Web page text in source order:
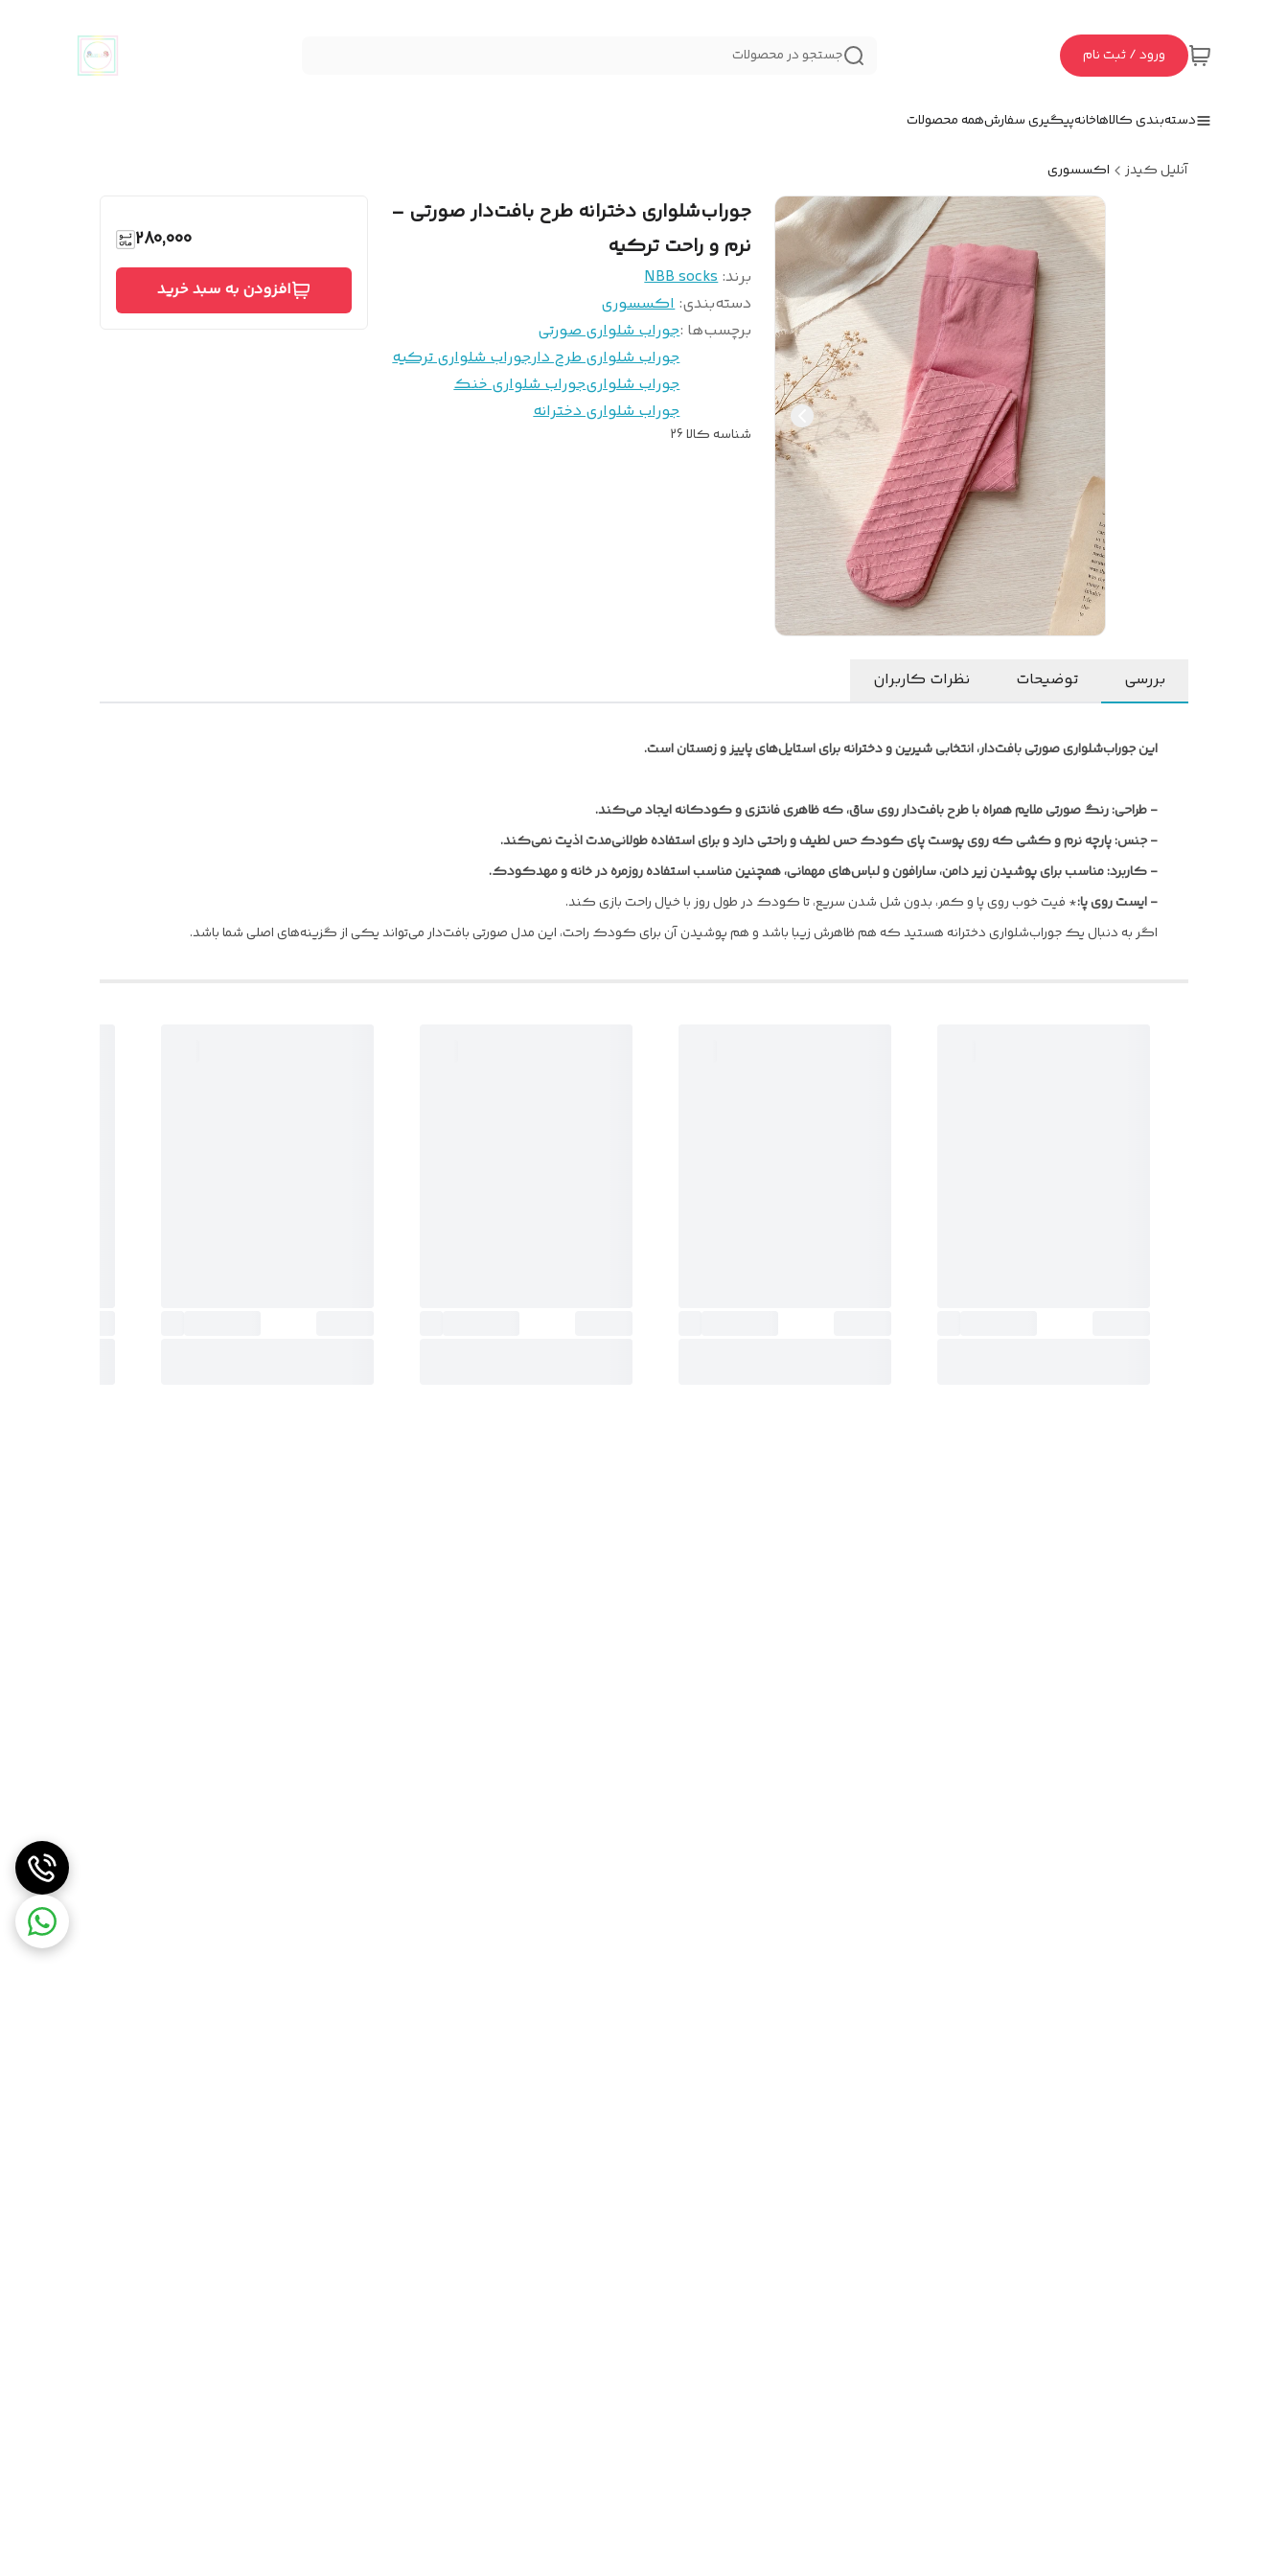
ورود / ثبت نام جستجو در محصولات
دسته‌بندی کالاهاخانهپیگیری سفارشهمه محصولات
آنلیل کیدز اکسسوری
جوراب‌شلواری دخترانه طرح بافت‌دار صورتی –
نرم و راحت ترکیه
برند:NBB socks
دسته‌بندی:اکسسوری
برچسب‌ها :جوراب شلواری صورتی
جوراب شلواری طرح دارجوراب شلواری ترکیه
جوراب شلواریجوراب شلواری خنک
جوراب شلواری دخترانه
شناسه کالا26
280,000
افزودن به سبد خرید
بررسی توضیحات نظرات کاربران
این جوراب‌شلواری صورتی بافت‌دار، انتخابی شیرین و دخترانه برای استایل‌های پاییز و زمستان است.
-طراحی:رنگ صورتی ملایم همراه با طرح بافت‌دار روی ساق، که ظاهری فانتزی و کودکانه ایجاد می‌کند.
-جنس:پارچه نرم و کشی که روی پوست پای کودک حس لطیف و راحتی دارد و برای استفاده طولانی‌مدت اذیت نمی‌کند.
-کاربرد:مناسب برای پوشیدن زیر دامن، سارافون و لباس‌های مهمانی، همچنین مناسب استفاده روزمره در خانه و مهدکودک.
-ایست روی پا:* فیت خوب روی پا و کمر، بدون شل شدن سریع، تا کودک در طول روز با خیال راحت بازی کند.
اگر به دنبال یک جوراب‌شلواری دخترانه هستید که هم ظاهرش زیبا باشد و هم پوشیدن آن برای کودک راحت، این مدل صورتی بافت‌دار می‌تواند یکی از گزینه‌های اصلی شما باشد.